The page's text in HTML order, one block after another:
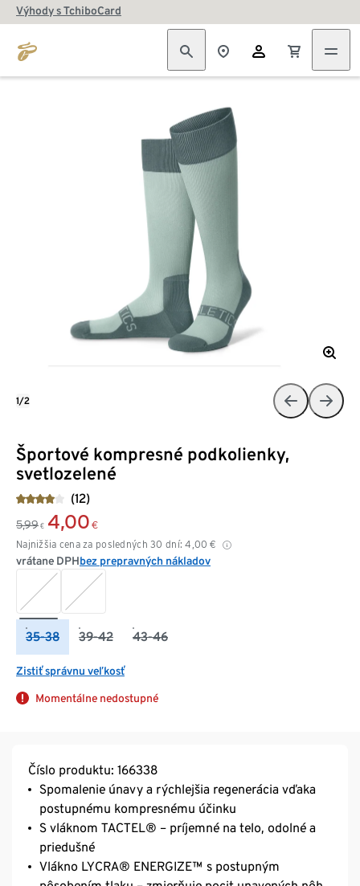
Výhody s TchiboCard
Športové kompresné podkolienky,
svetlozelené
(12)
5,99 € 4,00 €
Najnižšia cena za posledných 30 dní: 4,00 €
vrátane DPHbez prepravných nákladov
35-38 39-42 43-46
Zistiť správnu veľkosť
Momentálne nedostupné
1/2
Číslo produktu: 166338
Spomalenie únavy a rýchlejšia regenerácia vďaka
postupnému kompresnému účinku
S vláknom TACTEL® – príjemné na telo, odolné a
priedušné
Vlákno LYCRA® ENERGIZE™ s postupným